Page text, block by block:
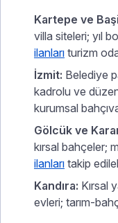
Kartepe ve
villa siteleri; yıl
ilanları turizm
İzmit: Belediye
kadrolu ve
kurumsal
Gölcük ve
kırsal bahçeler;
ilanları takip
Kandıra: Kırsal
evleri; tarım-